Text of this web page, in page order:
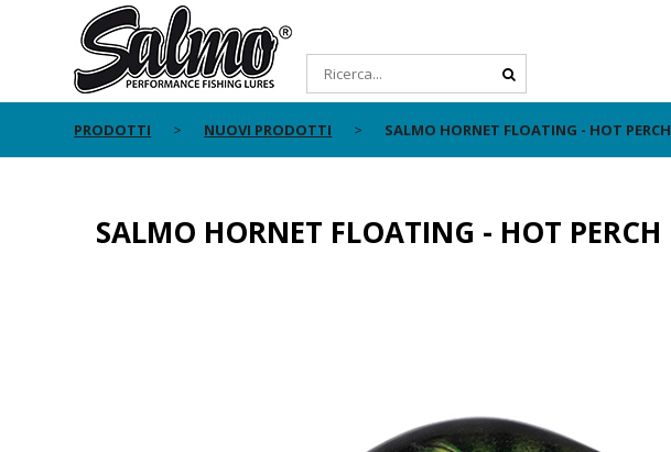
PRODOTTI NUOVI PRODOTTI SALMO HORNET FLOATING - HOT PERCH
SALMO HORNET FLOATING - HOT PERCH